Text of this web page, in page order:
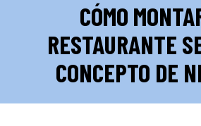
CÓMO
RESTAURANTE
CONCEPTO DE